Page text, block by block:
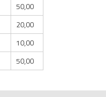
50,00
20,00
10,00
50,00